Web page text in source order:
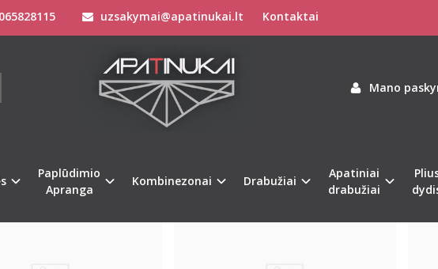
uzsakymai@apatinukai.lt Kontaktai
Mano
Paplūdimio
Apranga
Kombinezonai Drabužiai
Apatiniai
drabužiai
-30 Naujiena -42